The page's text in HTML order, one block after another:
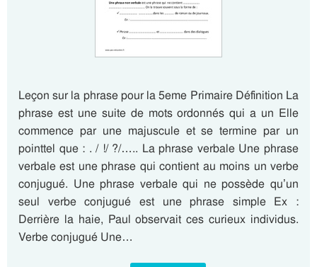
Leçon sur la phrase pour la 5eme Primaire Définition La
phrase est une suite de mots ordonnés qui a un Elle
commence par une majuscule et se termine par un
pointtel que : . / !/ ?/….. La phrase verbale Une phrase
verbale est une phrase qui contient au moins un verbe
conjugué. Une phrase verbale qui ne possède qu’un
seul verbe conjugué est une phrase simple Ex :
Derrière la haie, Paul observait ces curieux individus.
Verbe conjugué Une…